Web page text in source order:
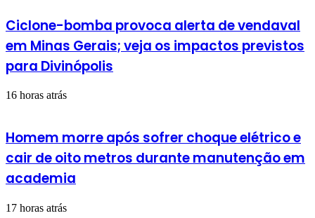
Ciclone-bomba provoca alerta de vendaval
em Minas Gerais; veja os impactos previstos
para Divinópolis
16 horas atrás
Homem morre após sofrer choque elétrico e
cair de oito metros durante manutenção em
academia
17 horas atrás